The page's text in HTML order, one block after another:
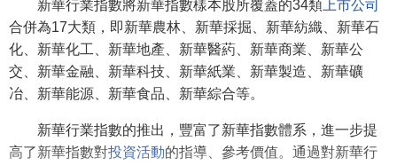
上證公司治理指數
新上證綜指
深證指數
深圳綜合股票指數
深證成份指數
深證成份A股指數
深證100指數
深證中小板指數
深證A股指數
新華行業指數將新華指數樣本股所覆蓋的34類 上市公司
合併為17大類，即新華農林、新華採掘、新華紡織、新華石
化、新華化工、新華地產、新華醫葯、新華商業、新華公
交、新華金融、新華科技、新華紙業、新華製造、新華礦
冶、新華能源、新華食品、新華綜合等。
新華行業指數的推出，豐富了新華指數體系，進一步提
高了新華指數對投資活動的指導、參考價值。通過對新華行